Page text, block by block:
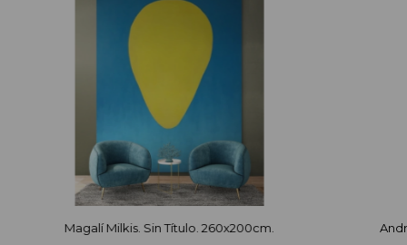
Magalí Milkis. Sin Título. 260x200cm.